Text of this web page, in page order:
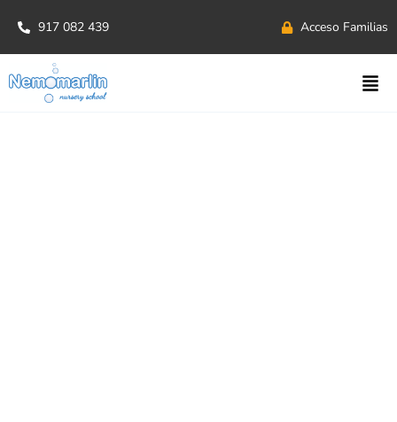
917 082 439 Acceso Familias